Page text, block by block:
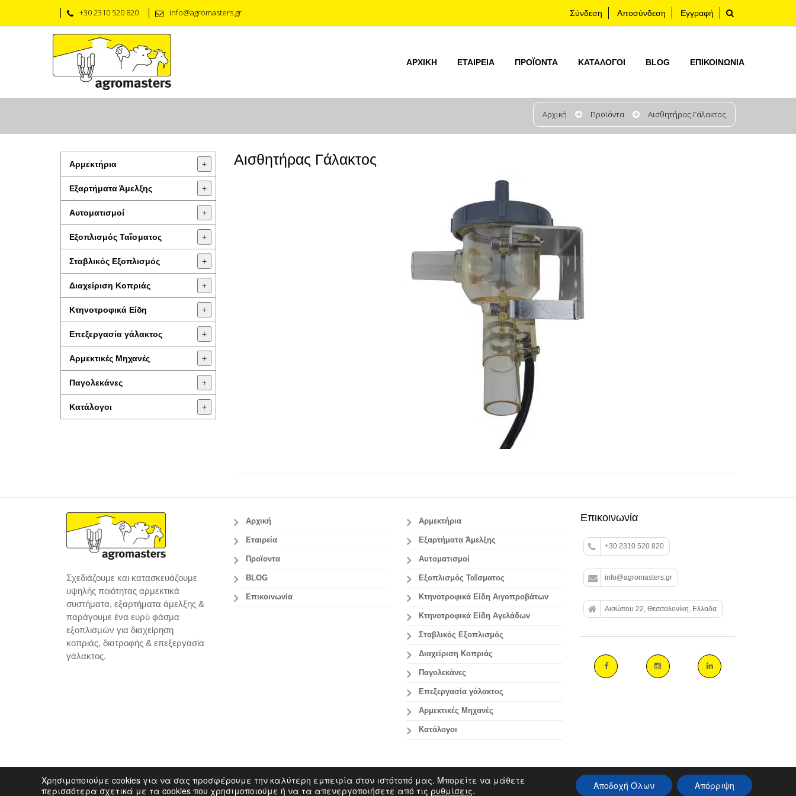
+30 2310 520 820 info@agromasters.gr Σύνδεση Αποσύνδεση Εγγραφή
ΑΡΧΙΚΉ ΕΤΑΙΡΕΊΑ ΠΡΟΪΟΝΤΑ ΚΑΤΆΛΟΓΟΙ BLOG ΕΠΙΚΟΙΝΩΝΊΑ
Αρχική Προϊόντα Αισθητήρας Γάλακτος
Αρμεκτήρια +
Εξαρτήματα Άμελξης +
Αυτοματισμοί +
Εξοπλισμός Ταΐσματος +
Σταβλικός Εξοπλισμός +
Διαχείριση Κοπριάς +
Κτηνοτροφικά Είδη +
Επεξεργασία γάλακτος +
Aρμεκτικές Μηχανές +
Παγολεκάνες +
Κατάλογοι +
Αισθητήρας Γάλακτος
Σχεδιάζουμε και κατασκευάζουμε
υψηλής ποιότητας αρμεκτικά
συστήματα, εξαρτήματα άμελξης &
παράγουμε ένα ευρύ φάσμα
εξοπλισμών για διαχείρηση
κοπριάς, διατροφής & επεξεργασία
γάλακτος.
Αρχική
Εταιρεία
Προϊοντα
BLOG
Επικοινωνία
Αρμεκτήρια
Εξαρτήματα Άμελξης
Αυτοματισμοί
Εξοπλισμός Ταΐσματος
Κτηνοτροφικά Είδη Αιγοπροβάτων
Κτηνοτροφικά Είδη Αγελάδων
Σταβλικός Εξοπλισμός
Διαχείριση Κοπριάς
Παγολεκάνες
Επεξεργασία γάλακτος
Aρμεκτικές Μηχανές
Κατάλογοι
Επικοινωνία
+30 2310 520 820
info@agromasters.gr
Αισώπου 22, Θεσσαλονίκη, Ελλαδα
Copyright 2014 agromasters. - Web Design byArtAbout.gr
Χρησιμοποιούμε cookies για να σας προσφέρουμε την καλύτερη εμπειρία στον ιστότοπό μας. Μπορείτε να μάθετε
περισσότερα σχετικά με τα cookies που χρησιμοποιούμε ή να τα απενεργοποιήσετε από τις ρυθμίσεις. Αποδοχή Όλων Απόρριψη